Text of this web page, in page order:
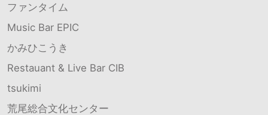
ファンタイム
Music Bar EPIC
かみひこうき
Restauant & Live Bar CIB
tsukimi
荒尾総合文化センター